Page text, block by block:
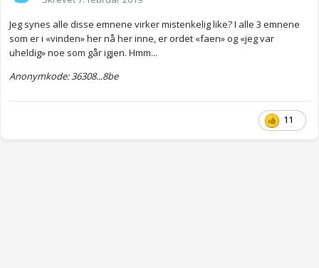
Jeg synes alle disse emnene virker mistenkelig like? I alle 3 emnene
som er i «vinden» her nå her inne, er ordet «faen» og «jeg var
uheldig» noe som går igjen. Hmm...
Anonymkode: 36308...8be
11